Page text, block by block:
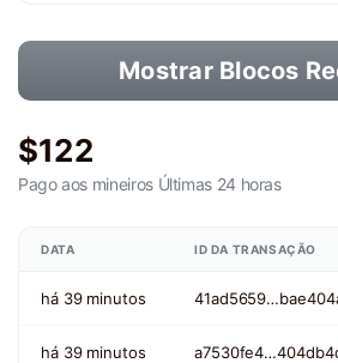
Mostrar Blocos
$122
Pago aos mineiros Últimas 24 horas
DATA ID DA TRANSAÇÃO
há 39 minutos
há 39 minutos